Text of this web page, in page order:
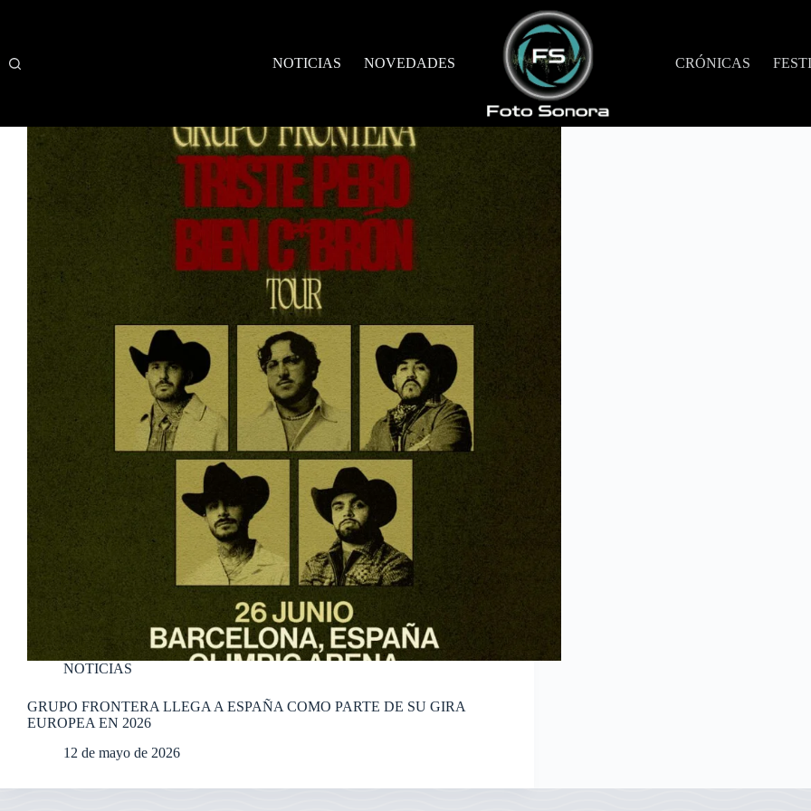
NOTICIAS
NOVEDADES CRÓNICAS
NOTICIAS
GRUPO FRONTERA LLEGA A ESPAÑA COMO PARTE DE SU GIRA
EUROPEA EN 2026
12 de mayo de 2026